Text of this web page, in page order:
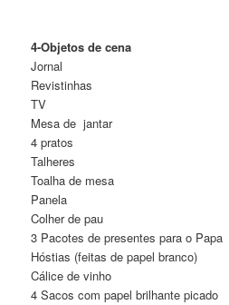
4-Objetos de cena
Jornal
Revistinhas
TV
Mesa de jantar
4 pratos
Talheres
Toalha de mesa
Panela
Colher de pau
3 Pacotes de presentes para o Papa
Hóstias (feitas de papel branco)
Cálice de vinho
4 Sacos com papel brilhante picado